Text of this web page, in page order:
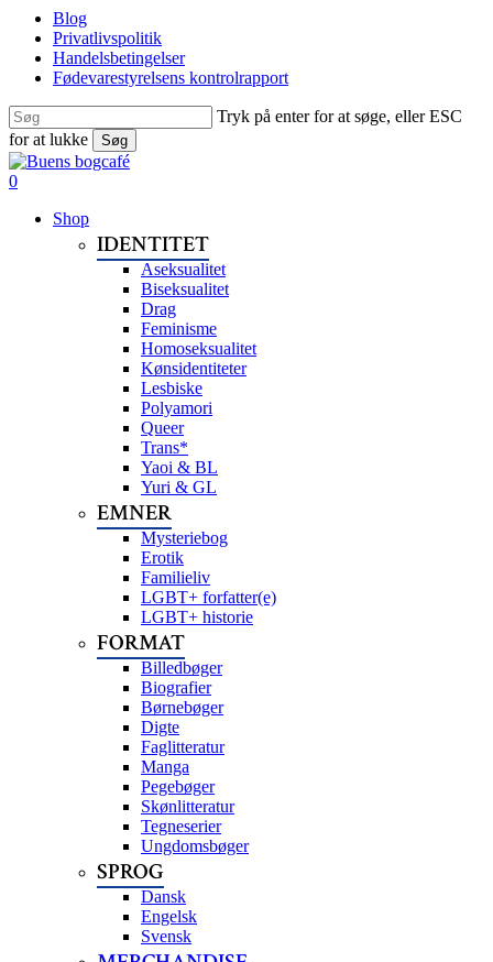
Blog
Privatlivspolitik
Handelsbetingelser
Fødevarestyrelsens kontrolrapport
Tryk på enter for at søge, eller ESC
for at lukke
Søg
Close
Search
search
0
Shop
IDENTITET
Aseksualitet
Biseksualitet
Drag
Feminisme
Homoseksualitet
Kønsidentiteter
Lesbiske
Polyamori
Queer
Trans*
Yaoi & BL
Yuri & GL
EMNER
Mysteriebog
Erotik
Familieliv
LGBT+ forfatter(e)
LGBT+ historie
FORMAT
Billedbøger
Biografier
Børnebøger
Digte
Faglitteratur
Manga
Pegebøger
Skønlitteratur
Tegneserier
Ungdomsbøger
SPROG
Dansk
Engelsk
Svensk